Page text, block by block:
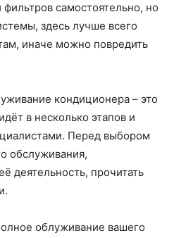
самостоятельно, но
здесь лучше всего
иначе можно повредить
кондиционера – это
в несколько этапов и
Перед выбором
обслуживания,
деятельность, прочитать
облуживание вашего